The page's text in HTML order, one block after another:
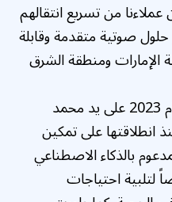
من تسريع انتقالهم
حلول صوتية متقدمة وقابلة
الإمارات ومنطقة الشرق
وتأسست شركة Actualize عام 2023 على يد محمد
انطلاقتها على تمكين
بالذكاء الاصطناعي
احتياجات